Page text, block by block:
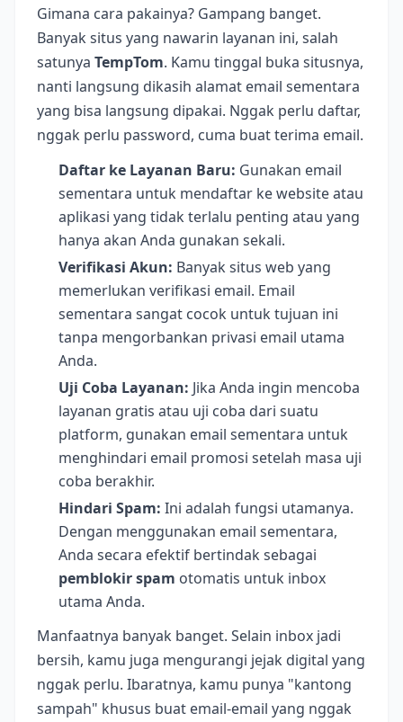
Gimana cara pakainya? Gampang banget.
Banyak situs yang nawarin layanan ini, salah
satunya TempTom. Kamu tinggal buka situsnya,
nanti langsung dikasih alamat email sementara
yang bisa langsung dipakai. Nggak perlu daftar,
nggak perlu password, cuma buat terima email.
Daftar ke Layanan Baru: Gunakan email
sementara untuk mendaftar ke website atau
aplikasi yang tidak terlalu penting atau yang
hanya akan Anda gunakan sekali.
Verifikasi Akun: Banyak situs web yang
memerlukan verifikasi email. Email
sementara sangat cocok untuk tujuan ini
tanpa mengorbankan privasi email utama
Anda.
Uji Coba Layanan: Jika Anda ingin mencoba
layanan gratis atau uji coba dari suatu
platform, gunakan email sementara untuk
menghindari email promosi setelah masa uji
coba berakhir.
Hindari Spam: Ini adalah fungsi utamanya.
Dengan menggunakan email sementara,
Anda secara efektif bertindak sebagai
pemblokir spam otomatis untuk inbox
utama Anda.
Manfaatnya banyak banget. Selain inbox jadi
bersih, kamu juga mengurangi jejak digital yang
nggak perlu. Ibaratnya, kamu punya "kantong
sampah" khusus buat email-email yang nggak